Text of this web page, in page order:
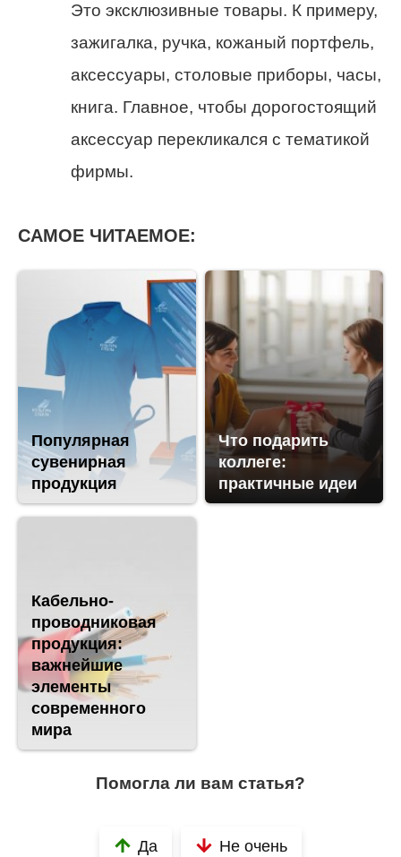
Это эксклюзивные товары. К примеру,
зажигалка, ручка, кожаный портфель,
аксессуары, столовые приборы, часы,
книга. Главное, чтобы дорогостоящий
аксессуар перекликался с тематикой
фирмы.
САМОЕ ЧИТАЕМОЕ:
Популярная
сувенирная
продукция
Что подарить
коллеге:
практичные идеи
Кабельно-
проводниковая
продукция:
важнейшие
элементы
современного
мира
Помогла ли вам статья?
Да Не очень